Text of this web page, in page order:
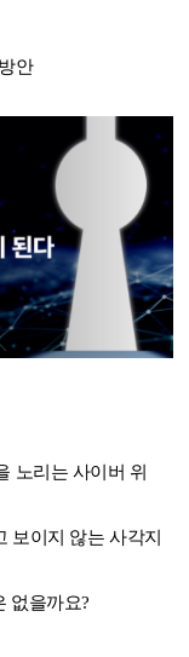
안
노리는 사이버 위
보이지 않는 사각지
없을까요?